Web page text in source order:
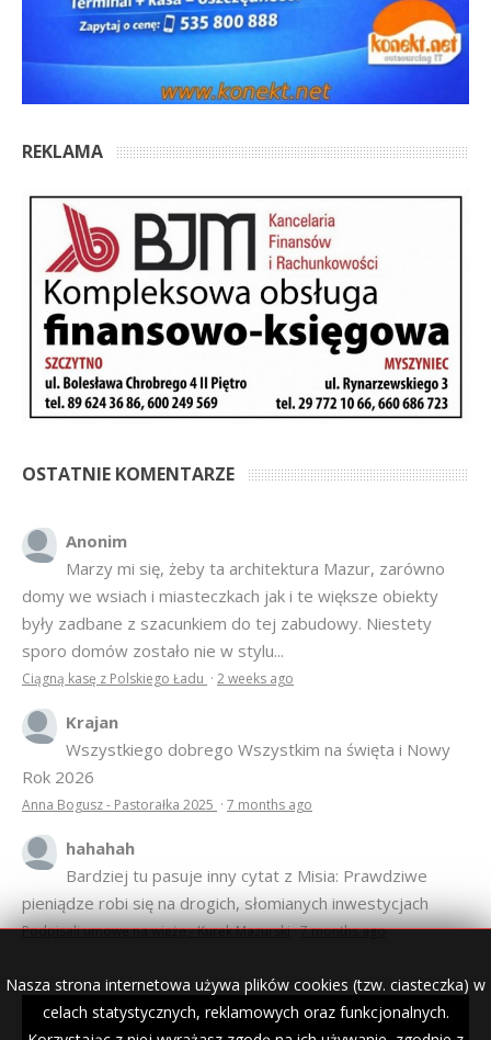
REKLAMA
OSTATNIE KOMENTARZE
Anonim
Marzy mi się, żeby ta architektura Mazur, zarówno
domy we wsiach i miasteczkach jak i te większe obiekty
były zadbane z szacunkiem do tej zabudowy. Niestety
sporo domów zostało nie w stylu...
Ciągną kasę z Polskiego Ładu · 2 weeks ago
Krajan
Wszystkiego dobrego Wszystkim na święta i Nowy
Rok 2026
Anna Bogusz - Pastorałka 2025 · 7 months ago
hahahah
Bardziej tu pasuje inny cytat z Misia: Prawdziwe
pieniądze robi się na drogich, słomianych inwestycjach
Podpisali umowę na wieżę - Kurek Mazurski·7 months ago
Nasza strona internetowa używa plików cookies (tzw. ciasteczka) w
celach statystycznych, reklamowych oraz funkcjonalnych.